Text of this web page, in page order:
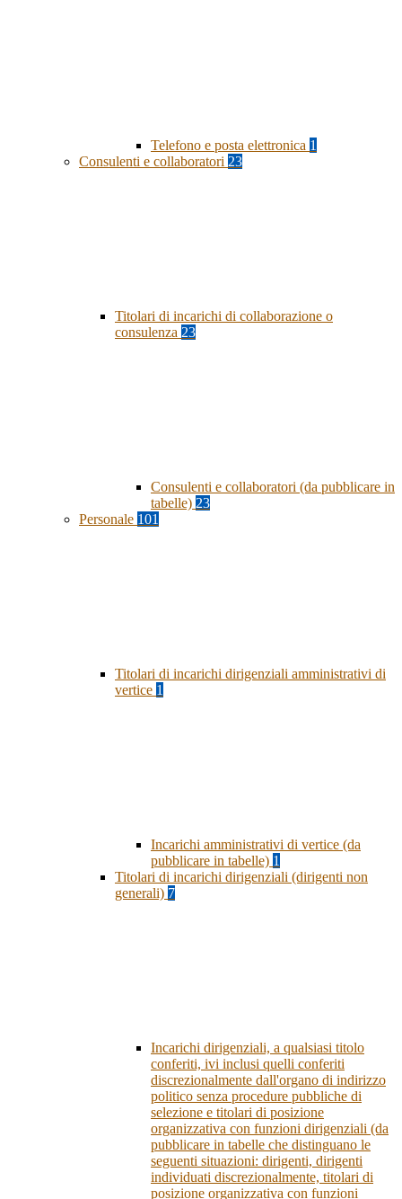
Telefono e posta elettronica 1
Consulenti e collaboratori 23
Titolari di incarichi di collaborazione o
consulenza 23
Consulenti e collaboratori (da pubblicare in
tabelle) 23
Personale 101
Titolari di incarichi dirigenziali amministrativi di
vertice 1
Incarichi amministrativi di vertice (da
pubblicare in tabelle) 1
Titolari di incarichi dirigenziali (dirigenti non
generali) 7
Incarichi dirigenziali, a qualsiasi titolo
conferiti, ivi inclusi quelli conferiti
discrezionalmente dall'organo di indirizzo
politico senza procedure pubbliche di
selezione e titolari di posizione
organizzativa con funzioni dirigenziali (da
pubblicare in tabelle che distinguano le
seguenti situazioni: dirigenti, dirigenti
individuati discrezionalmente, titolari di
posizione organizzativa con funzioni